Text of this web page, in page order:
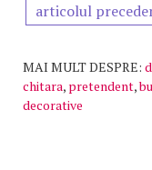
articolul
MAI MULT DESPRE:
chitara, pretendent,
decorative